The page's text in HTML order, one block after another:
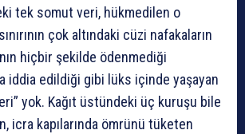
tek somut veri, hükmedilen o
çok altındaki cüzi nafakaların
hiçbir şekilde ödenmediği
iddia edildiği gibi lüks içinde yaşayan
yok. Kağıt üstündeki üç kuruşu bile
icra kapılarında ömrünü tüketen